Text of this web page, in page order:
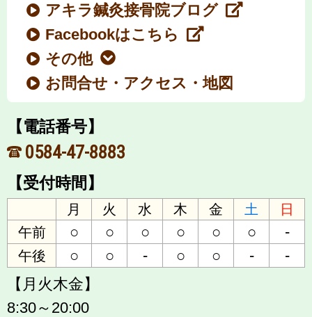
アキラ鍼灸接骨院ブログ
Facebookはこちら
その他
お問合せ・アクセス・地図
【電話番号】
0584-47-8883
【受付時間】
月 火 水 木 金 土
日
午前
○ ○ ○ ○ ○ ○ -
午後 ○ ○ - ○ ○ -
-
【月火木金】
8:30～20:00